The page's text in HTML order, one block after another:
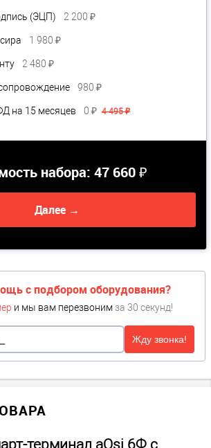
(ЭЦП) 2 200 ₽
1 980 ₽
2 480 ₽
980 ₽
на 15 месяцев 0 ₽ 4 495 ₽
набора: 47 660 ₽
Далее →
с подбором оборудования?
и мы вам перезвоним за 30 секунд!
Жду звонка!